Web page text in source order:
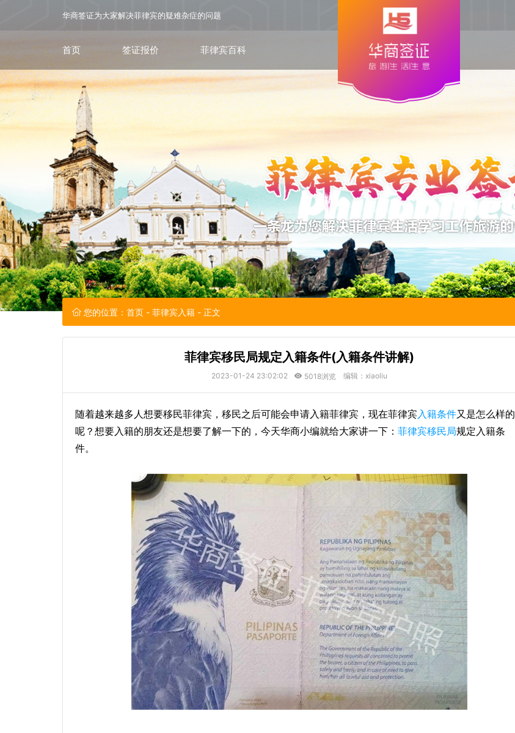
华商签证为大家解决菲律宾的疑难杂症的问题
首页 签证报价 菲律宾百科
您的位置： 首页 - 菲律宾入籍 - 正文
菲律宾移民局规定入籍条件(入籍条件讲解)
2023-01-24 23:02:02 5018浏览 编辑：xiaoliu
随着越来越多人想要移民菲律宾，移民之后可能会申请入籍菲律宾，现在菲律宾入籍条件又是怎么样的
呢？想要入籍的朋友还是想要了解一下的，今天华商小编就给大家讲一下： 菲律宾移民局规定入籍条
件。